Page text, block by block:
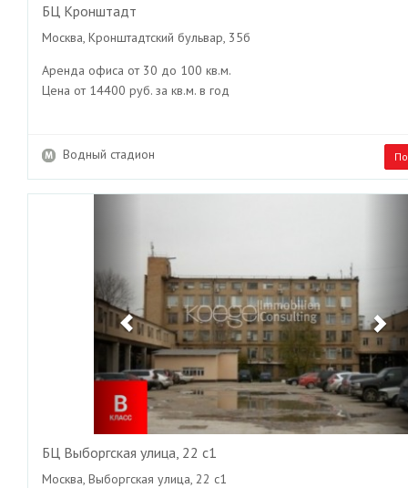
БЦ Кронштадт
Москва, Кронштадтский бульвар, 35б
Аренда офиса от 30 до 100 кв.м.
Цена от 14400 руб. за кв.м. в год
Водный стадион
БЦ Выборгская улица, 22 с1
Москва, Выборгская улица, 22 с1